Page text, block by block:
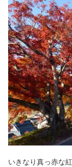
いきなり真っ赤な